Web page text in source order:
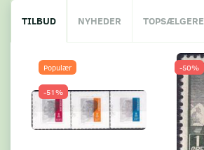
TILBUD NYHEDER TOPSÆLGERE
Populær
-51%
-50%